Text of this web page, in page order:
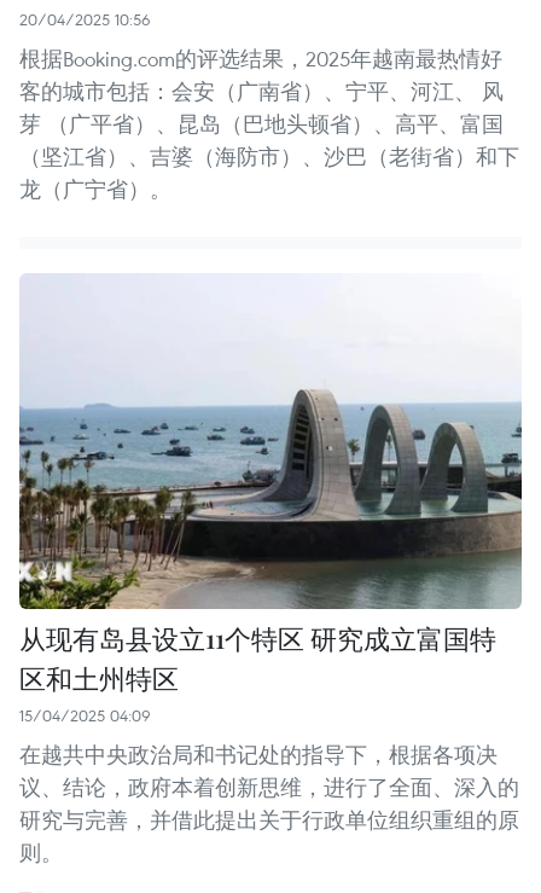
20/04/2025 10:56
根据Booking.com的评选结果，2025年越南最热情好
客的城市包括：会安（广南省）、宁平、河江、 风
芽 （广平省）、昆岛（巴地头顿省）、高平、富国
（坚江省）、吉婆（海防市）、沙巴（老街省）和下
龙（广宁省）。
从现有岛县设立11个特区 研究成立富国特
区和土州特区
15/04/2025 04:09
在越共中央政治局和书记处的指导下，根据各项决
议、结论，政府本着创新思维，进行了全面、深入的
研究与完善，并借此提出关于行政单位组织重组的原
则。